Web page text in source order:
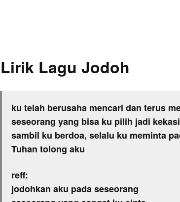
Lirik Lagu Jodoh
ku telah berusaha mencari dan terus
seseorang yang bisa ku pilih jadi
sambil ku berdoa, selalu ku meminta
Tuhan tolong aku
reff:
jodohkan aku pada seseorang